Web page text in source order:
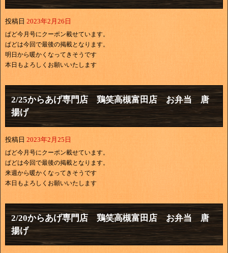
投稿日 2023年2月26日
ぱど今月号にクーポン載せています。
ぱどは今回で最後の掲載となります。
明日から暖かくなってきそうです
本日もよろしくお願いいたします
2/25からあげ専門店 鶏笑高槻富田店 お弁当 唐
揚げ
投稿日 2023年2月25日
ぱど今月号にクーポン載せています。
ぱどは今回で最後の掲載となります。
来週から暖かくなってきそうです
本日もよろしくお願いいたします
2/20からあげ専門店 鶏笑高槻富田店 お弁当 唐
揚げ